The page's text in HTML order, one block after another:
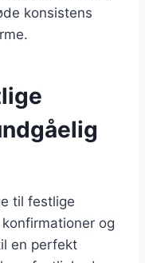
konsistens
til festlige
og
en perfekt